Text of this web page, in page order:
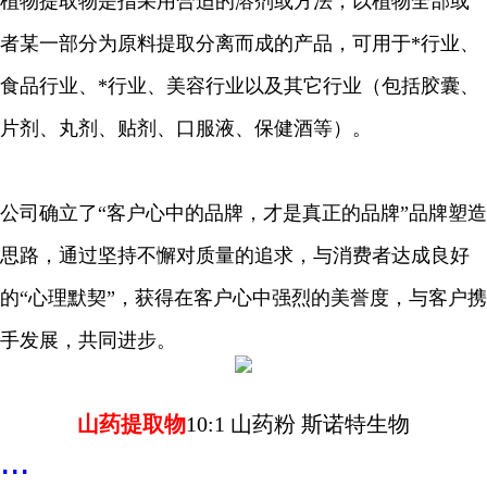
者某一部分为原料提取分离而成的产品，可用于*行业、
食品行业、*行业、美容行业以及其它行业（包括胶囊、
片剂、丸剂、贴剂、口服液、保健酒等）。
公司确立了“客户心中的品牌，才是真正的品牌”品牌塑造
思路，通过坚持不懈对质量的追求，与消费者达成良好
的“心理默契”，获得在客户心中强烈的美誉度，与客户携
手发展，共同进步。
山药提取物10:1 山药粉 斯诺特生物
...